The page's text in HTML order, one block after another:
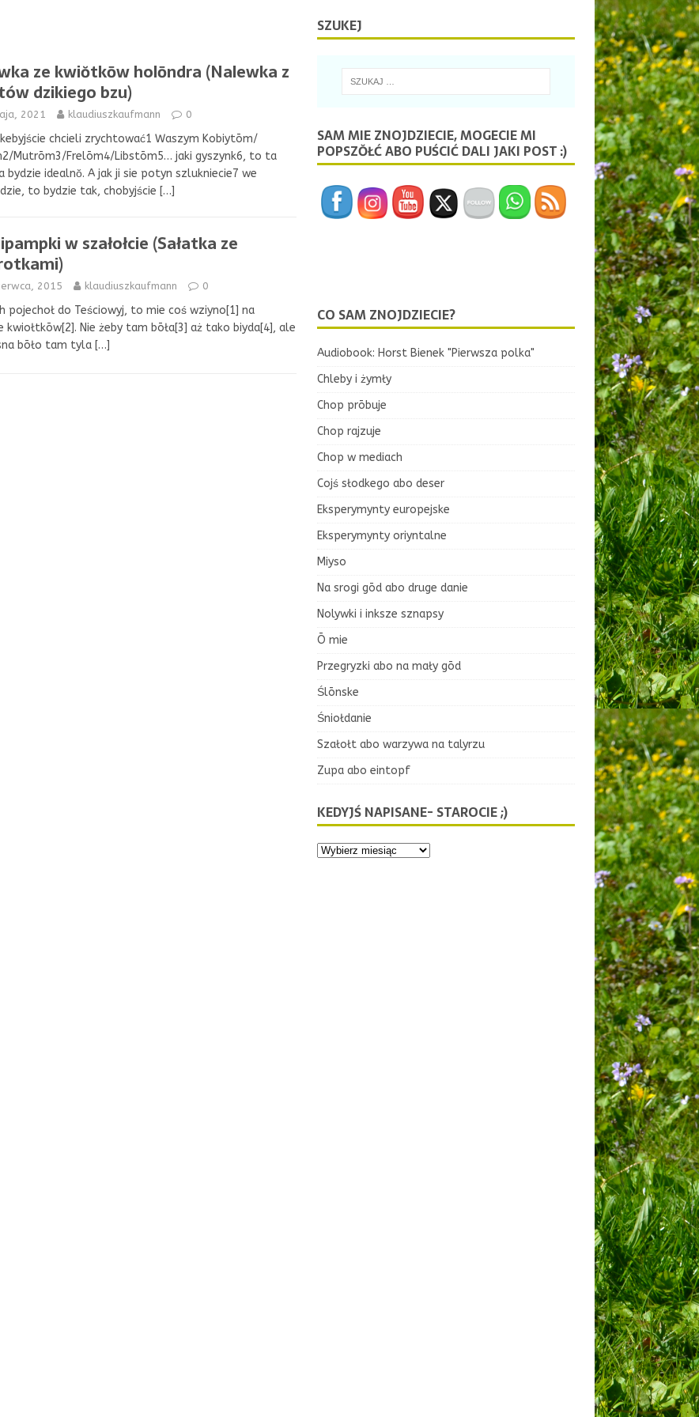
ze kwiŏtkōw holōndra (Nalewka z
dzikiego bzu)
2021 klaudiuszkaufmann 0
chcieli zrychtować1 Waszym Kobiytōm/
Mutrōm3/Frelōm4/Libstōm5… jaki gyszynk6, to ta
bydzie idealnŏ. A jak ji sie potyn szlukniecie7 we
to bydzie tak, chobyjście […]
w szałołcie (Sałatka ze
2015 klaudiuszkaufmann 0
pojechoł do Teściowyj, to mie coś wziyno[1] na
kwiołtkōw[2]. Nie żeby tam bōła[3] aż tako biyda[4], ale
bōło tam tyla […]
SZUKEJ
SAM MIE ZNOJDZIECIE, MOGECIE MI
POPSZŎŁĆ ABO PUŚCIĆ DALI JAKI POST :)
CO SAM ZNOJDZIECIE?
Audiobook: Horst Bienek "Pierwsza polka"
Chleby i żymły
Chop prōbuje
Chop rajzuje
Chop w mediach
Cojś słodkego abo deser
Eksperymynty europejske
Eksperymynty oriyntalne
Miyso
Na srogi gōd abo druge danie
Nolywki i inksze sznapsy
Ō mie
Przegryzki abo na mały gōd
Ślōnske
Śniołdanie
Szałołt abo warzywa na talyrzu
Zupa abo eintopf
KEDYJŚ NAPISANE- STAROCIE ;)